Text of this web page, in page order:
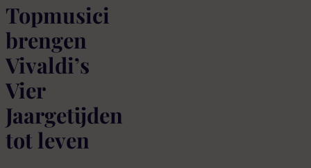
Topmusici
brengen
Vivaldi’s
Vier
Jaargetijden
tot leven